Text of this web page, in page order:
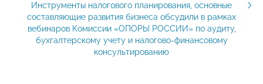
Инструменты налогового планирования, основные
составляющие развития бизнеса обсудили в рамках
вебинаров Комиссии «ОПОРЫ РОССИИ» по аудиту,
бухгалтерскому учету и налогово-финансовому
консультированию